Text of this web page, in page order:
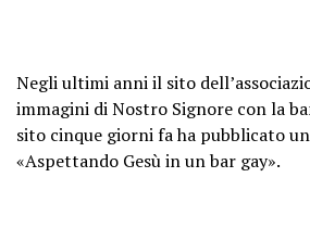
Negli ultimi anni il sito
immagini di Nostro Signore con la
sito cinque giorni fa ha pubblicato
«Aspettando Gesù in un bar gay».